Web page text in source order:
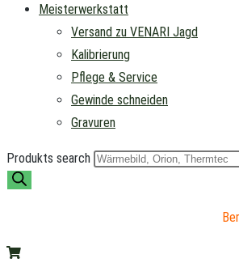
Meisterwerkstatt
Versand zu VENARI Jagd
Kalibrierung
Pflege & Service
Gewinde schneiden
Gravuren
Produkts search